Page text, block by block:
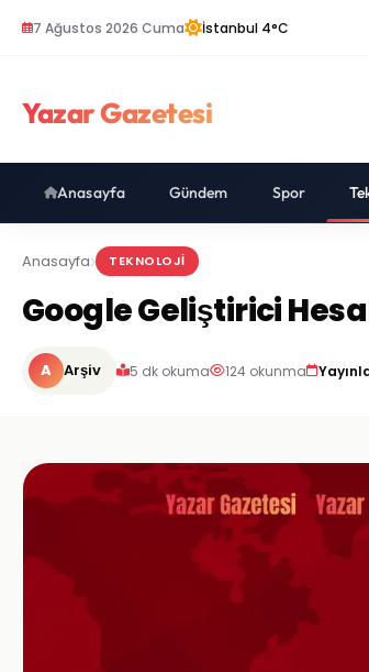
7 Ağustos 2026 Cuma İstanbul 4°C
Yazar Gazetesi
Anasayfa Gündem Spor
Anasayfa TEKNOLOJI
Google Geliştirici
A Arşiv 5 dk okuma 124 okunma